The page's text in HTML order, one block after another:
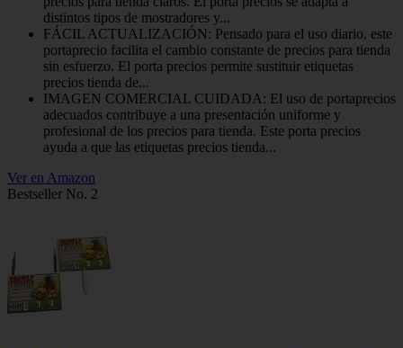
distintos tipos de mostradores y...
FÁCIL ACTUALIZACIÓN: Pensado para el uso diario, este
portaprecio facilita el cambio constante de precios para tienda
sin esfuerzo. El porta precios permite sustituir etiquetas
precios tienda de...
IMAGEN COMERCIAL CUIDADA: El uso de portaprecios
adecuados contribuye a una presentación uniforme y
profesional de los precios para tienda. Este porta precios
ayuda a que las etiquetas precios tienda...
Ver en Amazon
Bestseller No. 2